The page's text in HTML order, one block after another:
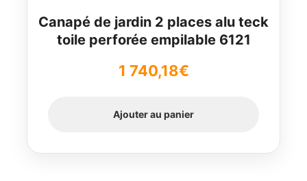
Canapé de jardin 2 places alu teck
toile perforée empilable 6121
1 740,18€
Ajouter au panier